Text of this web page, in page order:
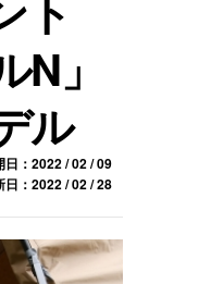
」
ル
日：2022 / 02 / 09
日：2022 / 02 / 28